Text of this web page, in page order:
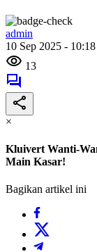
admin
10 Sep 2025 -
13
×
Kluivert Wanti-
Main Kasar!
Bagikan artikel ini